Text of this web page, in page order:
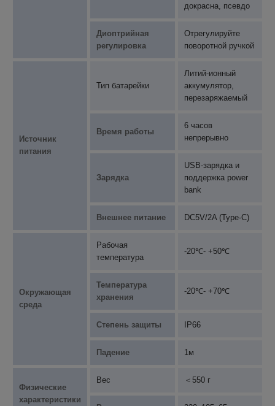
докрасна, псевдо
Диоптрийная
регулировка
Отрегулируйте
поворотной ручкой
Источник
питания
Тип батарейки
Литий-ионный
аккумулятор,
перезаряжаемый
Время работы
6 часов
непрерывно
Зарядка
USB-зарядка и
поддержка power
bank
Внешнее питание DC5V/2A (Type-C)
Окружающая
среда
Рабочая
температура
-20℃- +50℃
Температура
хранения
-20℃- +70℃
Степень защиты IP66
Падение 1м
Физические
характеристики
Вес ＜550 г